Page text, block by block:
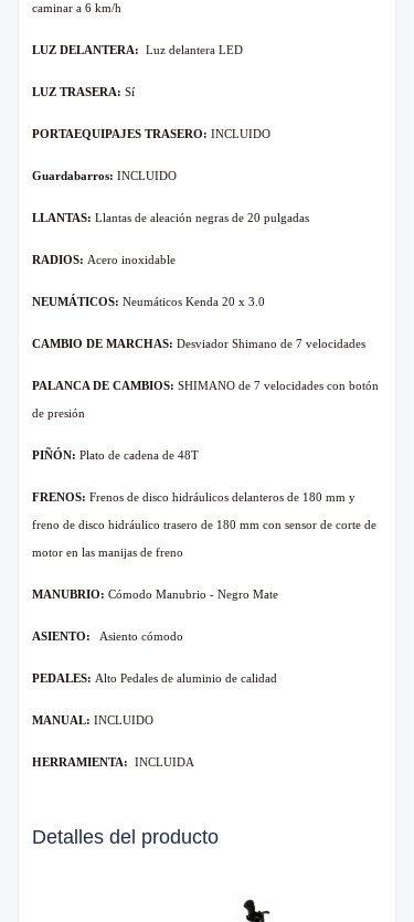
caminar a 6 km/h
LUZ DELANTERA: Luz delantera LED
LUZ TRASERA: Sí
PORTAEQUIPAJES TRASERO: INCLUIDO
Guardabarros: INCLUIDO
LLANTAS: Llantas de aleación negras de 20 pulgadas
RADIOS: Acero inoxidable
NEUMÁTICOS: Neumáticos Kenda 20 x 3 .0
CAMBIO DE MARCHAS: Desviador Shimano de 7 velocidades
PALANCA DE CAMBIOS: SHIMANO de 7 velocidades con botón
de presión
PIÑÓN: Plato de cadena de 48T
FRENOS: Frenos de disco hidráulicos delanteros de 180 mm y
freno de disco hidráulico trasero de 180 mm con sensor de corte de
motor en las manijas de freno
MANUBRIO: Cómodo Manubrio - Negro Mate
ASIENTO: Asiento cómodo
PEDALES: Alto Pedales de aluminio de calidad
MANUAL: INCLUIDO
HERRAMIENTA: INCLUIDA
Detalles del producto